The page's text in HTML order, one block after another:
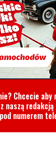
Chcecie
naszą
numerem